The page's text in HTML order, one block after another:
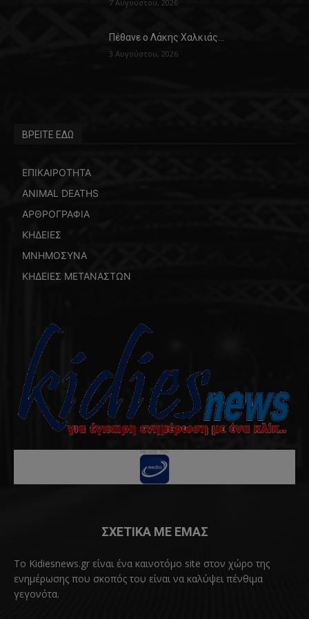
7 Αυγούστου, 2026
Πέθανε ο Λάκης Χαλκιάς…
3 Αυγούστου, 2026
ΒΡΕΙΤΕ ΕΔΩ
ΕΠΙΚΑΙΡΟΤΗΤΑ
ANIMAL DEATHS
ΑΡΘΡΟΓΡΑΦΙΑ
ΚΗΔΕΙΕΣ
ΜΝΗΜΟΣΥΝΑ
ΚΗΔΕΙΕΣ ΜΕΤΑΝΑΣΤΩΝ
ΣΧΕΤΙΚΑ ΜΕ ΕΜΑΣ
Το Kidiesnews.gr είναι ένα καινοτόμο site στον χώρο της
ενημέρωσης που σκοπός του είναι να καλύψει πένθιμα
γεγονότα.